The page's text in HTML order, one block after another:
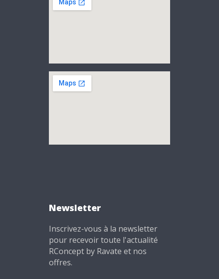
Newsletter
Inscrivez-vous à la newsletter
pour recevoir toute l'actualité
RConcept by Ravate et nos
offres.